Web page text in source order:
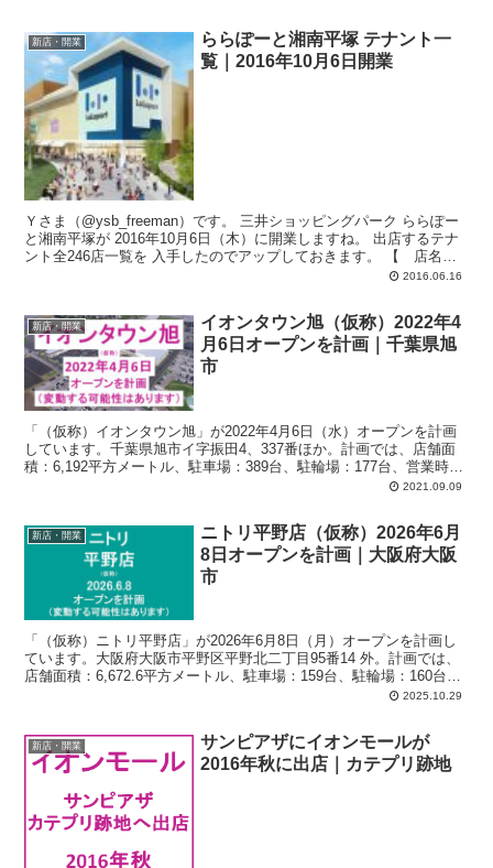
新店・開業
ららぽーと湘南平塚 テナント一
覧｜2016年10月6日開業
Ｙさま（@ysb_freeman）です。 三井ショッピングパーク ららぽー
と湘南平塚が 2016年10月6日（木）に開業しますね。 出店するテナ
ント全246店一覧を 入手したのでアップしておきます。 【 店名
2016.06.16
新店・開業
イオンタウン旭（仮称）2022年4
月6日オープンを計画｜千葉県旭
市
「（仮称）イオンタウン旭」が2022年4月6日（水）オープンを計画
しています。千葉県旭市イ字振田4、337番ほか。計画では、店舗面
積：6,192平方メートル、駐車場：389台、駐輪場：177台、営業時
間：午前7時-午後11時。これまでの発表との違いで主な箇所は駐車場
2021.09.09
新店・開業
ニトリ平野店（仮称）2026年6月
8日オープンを計画｜大阪府大阪
市
「（仮称）ニトリ平野店」が2026年6月8日（月）オープンを計画し
ています。大阪府大阪市平野区平野北二丁目95番14 外。計画では、
店舗面積：6,672.6平方メートル、駐車場：159台、駐輪場：160台
（うち原付9台）、営業時間：午前9時00分-午後9時00分。2025.10.29
新店・開業
サンピアザにイオンモールが
2016年秋に出店｜カテプリ跡地